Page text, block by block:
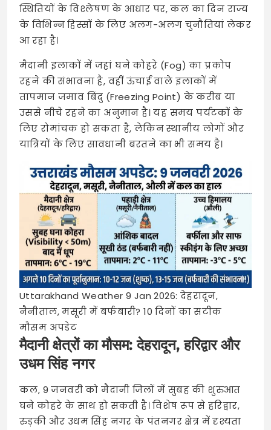
स्थितियों के विश्लेषण के आधार पर, कल का दिन राज्य
के विभिन्न हिस्सों के लिए अलग-अलग चुनौतियां लेकर
आ रहा है।
मैदानी इलाकों में जहां घने कोहरे (Fog) का प्रकोप
रहने की संभावना है, वहीं ऊंचाई वाले इलाकों में
तापमान जमाव बिंदु (Freezing Point) के करीब या
उससे नीचे रहने का अनुमान है। यह समय पर्यटकों के
लिए रोमांचक हो सकता है, लेकिन स्थानीय लोगों और
यात्रियों के लिए सावधानी बरतने का भी समय है।
Uttarakhand Weather 9 Jan 2026: देहरादून,
नैनीताल, मसूरी में बर्फबारी? 10 दिनों का सटीक
मौसम अपडेट
मैदानी क्षेत्रों का मौसम: देहरादून, हरिद्वार और
उधम सिंह नगर
कल, 9 जनवरी को मैदानी जिलों में सुबह की शुरुआत
घने कोहरे के साथ हो सकती है। विशेष रूप से हरिद्वार,
रुड़की और उधम सिंह नगर के पंतनगर क्षेत्र में दृश्यता